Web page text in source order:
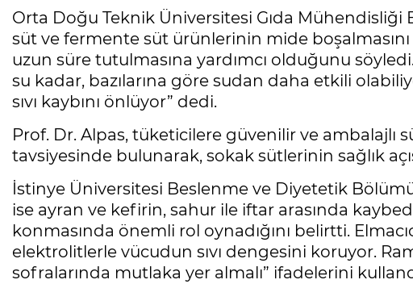
Orta Doğu Teknik Üniversitesi Gıda Mühendisliği
süt ve fermente süt ürünlerinin mide boşalmasını
uzun süre tutulmasına yardımcı olduğunu
su kadar, bazılarına göre sudan daha etkili
sıvı kaybını önlüyor” dedi.
Prof. Dr. Alpas, tüketicilere güvenilir ve ambalajlı
tavsiyesinde bulunarak, sokak sütlerinin sağlık
İstinye Üniversitesi Beslenme ve Diyetetik
ise ayran ve kefirin, sahur ile iftar arasında
konmasında önemli rol oynadığını belirtti.
elektrolitlerle vücudun sıvı dengesini koruyor.
sofralarında mutlaka yer almalı” ifadelerini